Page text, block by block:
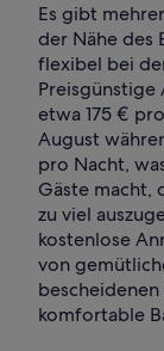
Es gibt
der Nähe des
flexibel bei
etwa 175 €
August
pro Nacht,
Gäste macht,
zu viel
kostenlose
von
komfortable